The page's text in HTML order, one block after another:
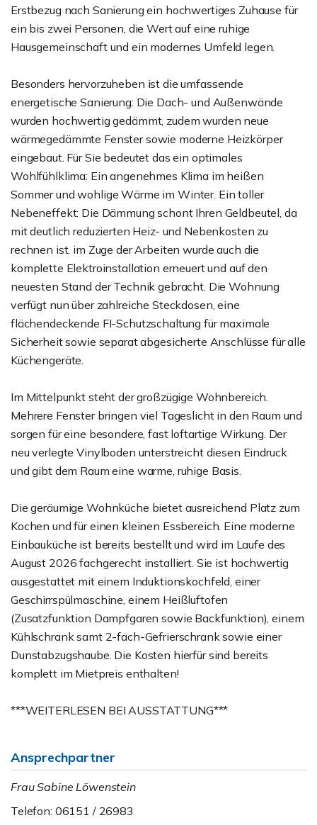
Erstbezug nach Sanierung ein hochwertiges Zuhause für
ein bis zwei Personen, die Wert auf eine ruhige
Hausgemeinschaft und ein modernes Umfeld legen.
Besonders hervorzuheben ist die umfassende
energetische Sanierung: Die Dach- und Außenwände
wurden hochwertig gedämmt, zudem wurden neue
wärmegedämmte Fenster sowie moderne Heizkörper
eingebaut. Für Sie bedeutet das ein optimales
Wohlfühlklima: Ein angenehmes Klima im heißen
Sommer und wohlige Wärme im Winter. Ein toller
Nebeneffekt: Die Dämmung schont Ihren Geldbeutel, da
mit deutlich reduzierten Heiz- und Nebenkosten zu
rechnen ist. im Zuge der Arbeiten wurde auch die
komplette Elektroinstallation erneuert und auf den
neuesten Stand der Technik gebracht. Die Wohnung
verfügt nun über zahlreiche Steckdosen, eine
flächendeckende FI-Schutzschaltung für maximale
Sicherheit sowie separat abgesicherte Anschlüsse für alle
Küchengeräte.
Im Mittelpunkt steht der großzügige Wohnbereich.
Mehrere Fenster bringen viel Tageslicht in den Raum und
sorgen für eine besondere, fast loftartige Wirkung. Der
neu verlegte Vinylboden unterstreicht diesen Eindruck
und gibt dem Raum eine warme, ruhige Basis.
Die geräumige Wohnküche bietet ausreichend Platz zum
Kochen und für einen kleinen Essbereich. Eine moderne
Einbauküche ist bereits bestellt und wird im Laufe des
August 2026 fachgerecht installiert. Sie ist hochwertig
ausgestattet mit einem Induktionskochfeld, einer
Geschirrspülmaschine, einem Heißluftofen
(Zusatzfunktion Dampfgaren sowie Backfunktion), einem
Kühlschrank samt 2-fach-Gefrierschrank sowie einer
Dunstabzugshaube. Die Kosten hierfür sind bereits
komplett im Mietpreis enthalten!
***WEITERLESEN BEI AUSSTATTUNG***
Ansprechpartner
Frau Sabine Löwenstein
Telefon: 06151 / 26983